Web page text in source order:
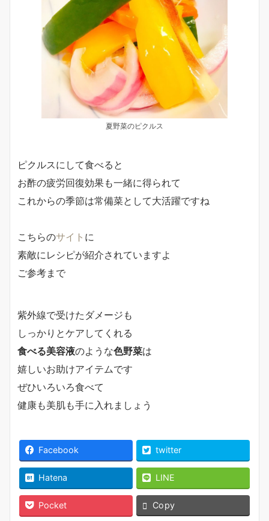
夏野菜のピクルス
ピクルスにして食べると
お酢の疲労回復効果も一緒に得られて
これからの季節は常備菜として大活躍ですね
こちらのサイト に
素敵にレシピが紹介されていますよ
ご参考まで
紫外線で受けたダメージも
しっかりとケアしてくれる
食べる美容液のような色野菜は
嬉しいお助けアイテムです
ぜひいろいろ食べて
健康も美肌も手に入れましょう
Facebook twitter
Hatena LINE
Pocket Copy